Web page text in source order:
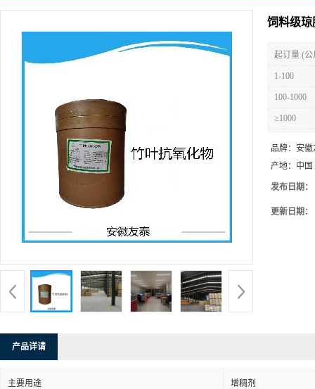
饲料级
起订量 (公
1-100
100-1000
≥1000
品牌： 安徽
产地： 中国
发布日期：
更新日期：
产品详请
主要用途 增稠剂